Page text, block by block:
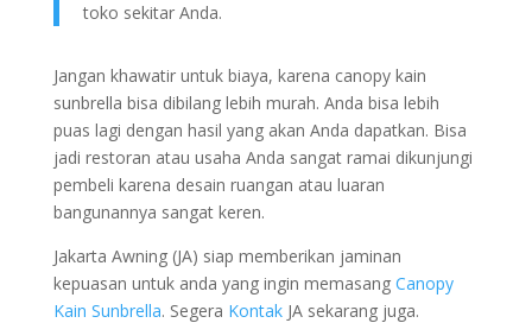
toko sekitar Anda.
Jangan khawatir untuk biaya, karena canopy kain
sunbrella bisa dibilang lebih murah. Anda bisa lebih
puas lagi dengan hasil yang akan Anda dapatkan. Bisa
jadi restoran atau usaha Anda sangat ramai dikunjungi
pembeli karena desain ruangan atau luaran
bangunannya sangat keren.
Jakarta Awning (JA) siap memberikan jaminan
kepuasan untuk anda yang ingin memasang Canopy
Kain Sunbrella. Segera Kontak JA sekarang juga.